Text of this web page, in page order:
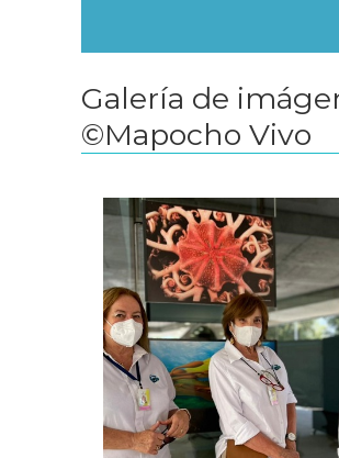
Galería de
©Mapocho Vivo